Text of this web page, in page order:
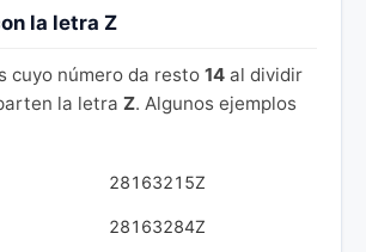
la letra Z
cuyo número da resto 14 al dividir
la letra Z. Algunos ejemplos
28163215Z
28163284Z